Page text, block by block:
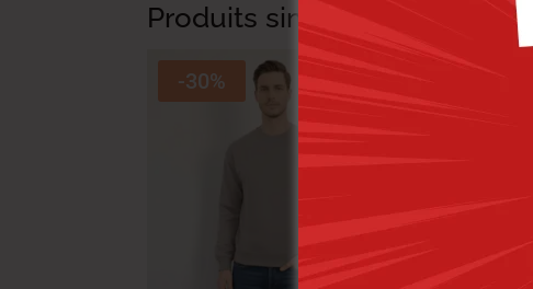
Produits similaires
-30%